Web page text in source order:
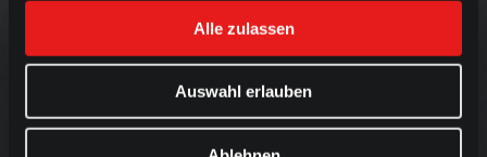
Alle zulassen
Auswahl erlauben